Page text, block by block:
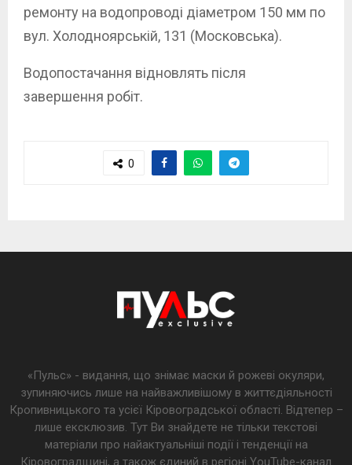
ремонту на водопроводі діаметром 150 мм по
вул. Холодноярській, 131 (Московська).
Водопостачання відновлять після
завершення робіт.
0
«Пульс» - видання, що знімає маски й рожеві окуляри,
зупиняючись лише на найважливішому в життєдіяльності
Кропивницького та усієї Кіровоградської області. Відтепер –
лише ексклюзив. Тут Ви знайдете не тільки текстові
матеріали про найактуальніші події і тенденції на
Кіровоградщині, а також єдиний в регіоні YouTube-канал